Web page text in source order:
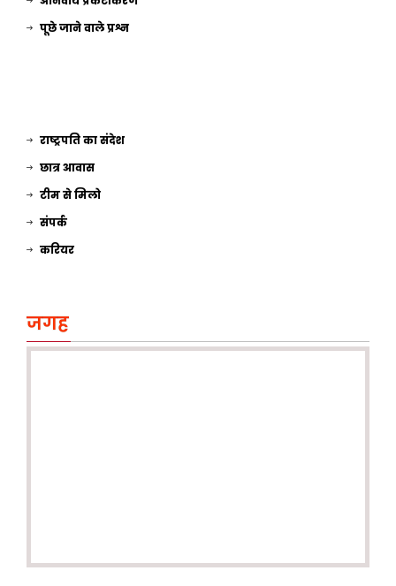
पूछे जाने वाले प्रश्न
राष्ट्रपति का संदेश
छात्र आवास
टीम से मिलो
संपर्क
करियर
जगह